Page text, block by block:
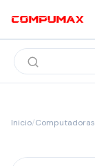
Búsqueda
de
productos
Inicio/Computadoras